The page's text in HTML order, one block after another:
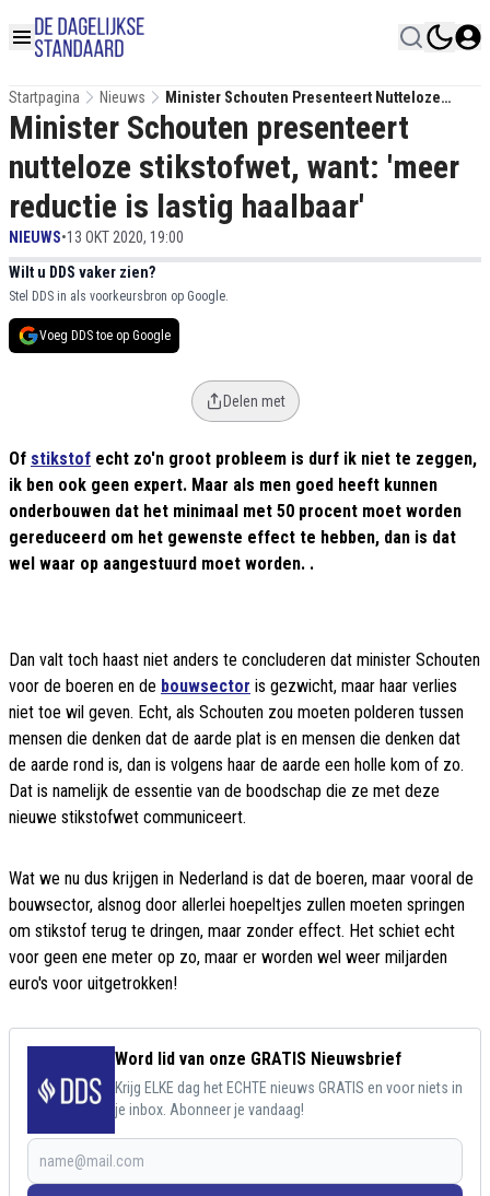
Startpagina Nieuws
Minister Schouten Presenteert Nutteloze
Stikstofwet, Want: 'meer Reductie Is Lastig
Haalbaar'
Minister Schouten presenteert
nutteloze stikstofwet, want: 'meer
reductie is lastig haalbaar'
NIEUWS•13 OKT 2020, 19:00
Wilt u DDS vaker zien?
Stel DDS in als voorkeursbron op Google.
Voeg DDS toe op Google
Delen met
Of stikstof echt zo'n groot probleem is durf ik niet te zeggen,
ik ben ook geen expert. Maar als men goed heeft kunnen
onderbouwen dat het minimaal met 50 procent moet worden
gereduceerd om het gewenste effect te hebben, dan is dat
wel waar op aangestuurd moet worden. .
Dan valt toch haast niet anders te concluderen dat minister Schouten
voor de boeren en de bouwsector is gezwicht, maar haar verlies
niet toe wil geven. Echt, als Schouten zou moeten polderen tussen
mensen die denken dat de aarde plat is en mensen die denken dat
de aarde rond is, dan is volgens haar de aarde een holle kom of zo.
Dat is namelijk de essentie van de boodschap die ze met deze
nieuwe stikstofwet communiceert.
Wat we nu dus krijgen in Nederland is dat de boeren, maar vooral de
bouwsector, alsnog door allerlei hoepeltjes zullen moeten springen
om stikstof terug te dringen, maar zonder effect. Het schiet echt
voor geen ene meter op zo, maar er worden wel weer miljarden
euro's voor uitgetrokken!
Word lid van onze GRATIS Nieuwsbrief
Krijg ELKE dag het ECHTE nieuws GRATIS en voor niets in
je inbox. Abonneer je vandaag!